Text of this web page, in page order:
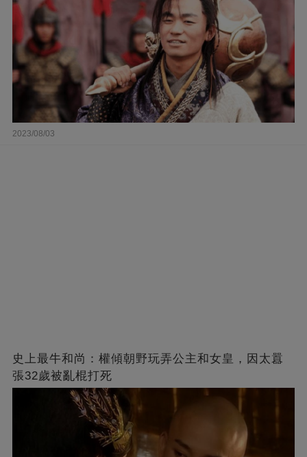
2023/08/03
史上最牛和尚：權傾朝野玩弄公主和女皇，因太囂
張32歲被亂棍打死